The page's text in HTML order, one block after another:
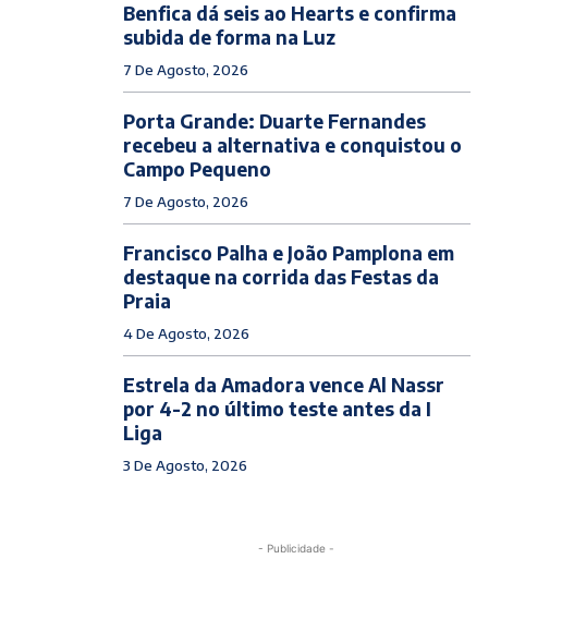
Benfica dá seis ao Hearts e confirma
subida de forma na Luz
7 De Agosto, 2026
Porta Grande: Duarte Fernandes
recebeu a alternativa e conquistou o
Campo Pequeno
7 De Agosto, 2026
Francisco Palha e João Pamplona em
destaque na corrida das Festas da
Praia
4 De Agosto, 2026
Estrela da Amadora vence Al Nassr
por 4-2 no último teste antes da I
Liga
3 De Agosto, 2026
- Publicidade -